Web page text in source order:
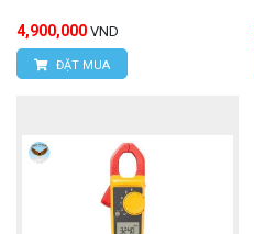
4,900,000 VND
ĐẶT MUA